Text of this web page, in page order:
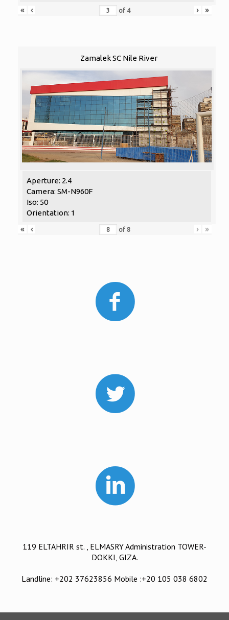
« ‹ of 4 › »
Zamalek SC Nile River
Aperture: 2.4
Camera: SM-N960F
Iso: 50
Orientation: 1
«
‹ of 8 › »
119 ELTAHRIR st. , ELMASRY Administration TOWER-
DOKKI, GIZA.
Landline: +202 37623856 Mobile :+20 105 038 6802